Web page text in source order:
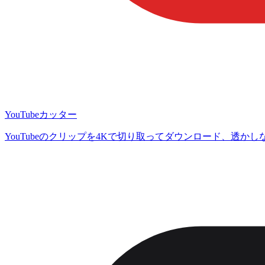
YouTubeカッター
YouTubeのクリップを4Kで切り取ってダウンロード、透かし